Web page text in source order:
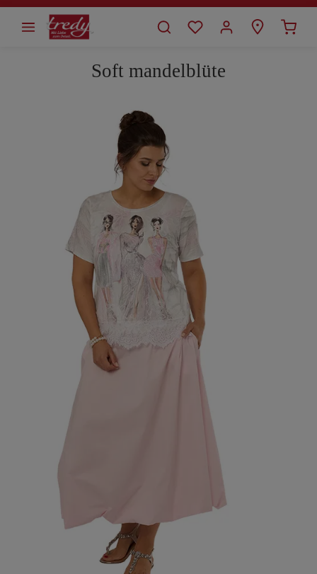
springen
Soft mandelblüte